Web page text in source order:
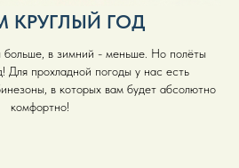
КРУГЛЫЙ ГОД
больше, в зимний - меньше. Но полёты
Для прохладной погоды у нас есть
в которых вам будет абсолютно
комфортно!